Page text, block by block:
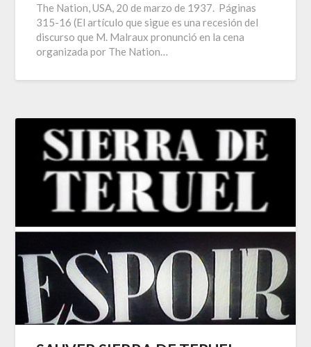
The Nation, USA, 20 de marzo de 1937. Páginas
315-16 (El artículo que sigue es una recesión del
discurso que M. Malraux pronunció en la cena
organizada por The Nation…